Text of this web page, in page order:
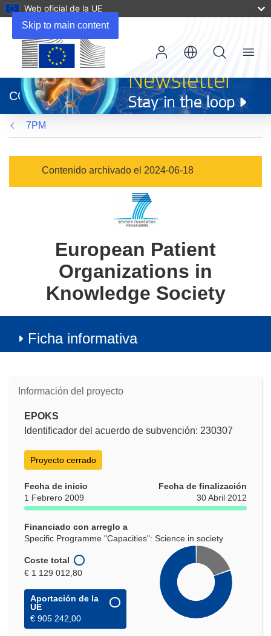
Skip to main content
Web oficial de la UE
abrirá
en
una
nueva
ventana)
CORDIS
Menu
7PM
Contenido archivado el 2024-06-18
European Patient
Organizations in
Knowledge Society
Ficha informativa
Información del proyecto
EPOKS
Identificador del acuerdo de subvención: 230307
Proyecto cerrado
Fecha de inicio
1 Febrero 2009
Fecha de finalización
30 Abril 2012
Financiado con arreglo a
Specific Programme "Capacities": Science in society
Coste total
€ 1 129 012,80
Aportación de la
UE
€ 905 242,00